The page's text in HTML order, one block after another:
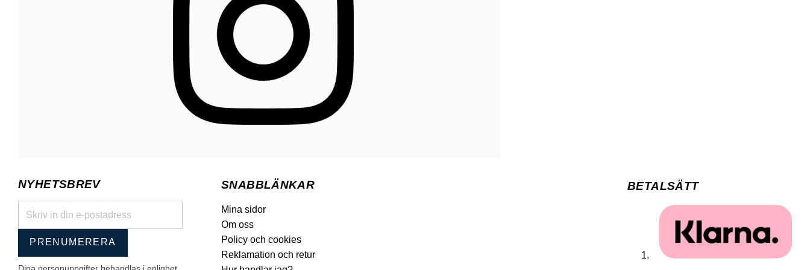
NYHETSBREV
PRENUMERERA
SNABBLÄNKAR
Mina sidor
Om oss
Policy och cookies
Reklamation och retur
BETALSÄTT